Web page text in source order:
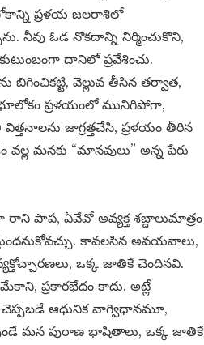
ప్రళయ జలరాశిలో
నీవు ఓడ నొకదాన్ని నిర్మించుకొని,
దానిలో ప్రవేశించు.
బిగించికట్టి, వెల్లువ తీసిన తర్వాత,
ప్రళయంలో మునిగిపోగా,
జాగ్రత్తచేసి, ప్రళయం తీరిన
మనకు “మానవులు” అన్న పేరు
పాప, ఏవేవో అవ్యక్త శబ్దాలుమాత్రం
కావలసిన అవయవాలు,
ఒక్క జాతికే చెందినవి.
ప్రకారభేదం కాదు. అట్లే
చెప్పబడే ఆధునిక వాగ్విధానమూ,
మన పురాణ భాషితాలు, ఒక్క జాతికే